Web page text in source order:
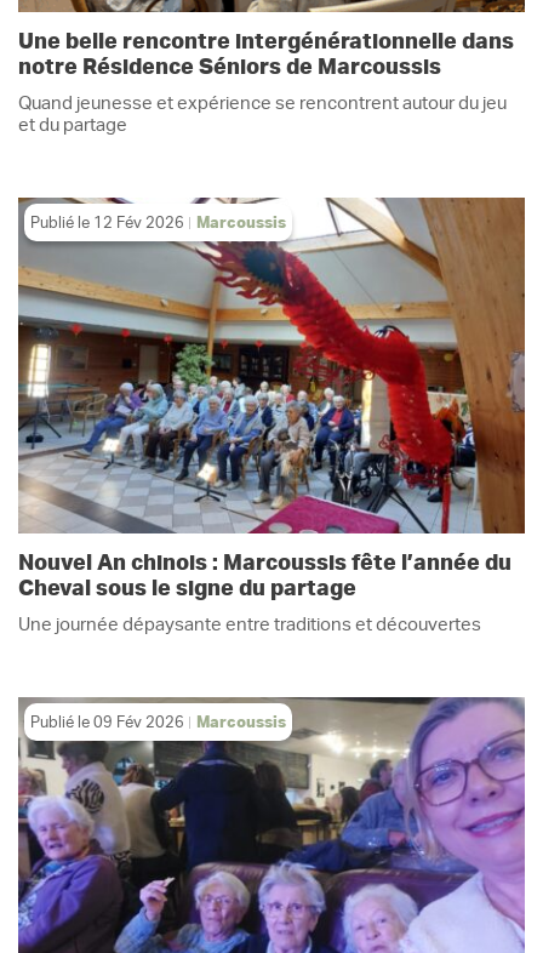
Une belle rencontre intergénérationnelle dans
notre Résidence Séniors de Marcoussis
Quand jeunesse et expérience se rencontrent autour du jeu
et du partage
Publié le 12 Fév 2026 Marcoussis
Nouvel An chinois : Marcoussis fête l’année du
Cheval sous le signe du partage
Une journée dépaysante entre traditions et découvertes
Publié le 09 Fév 2026 Marcoussis